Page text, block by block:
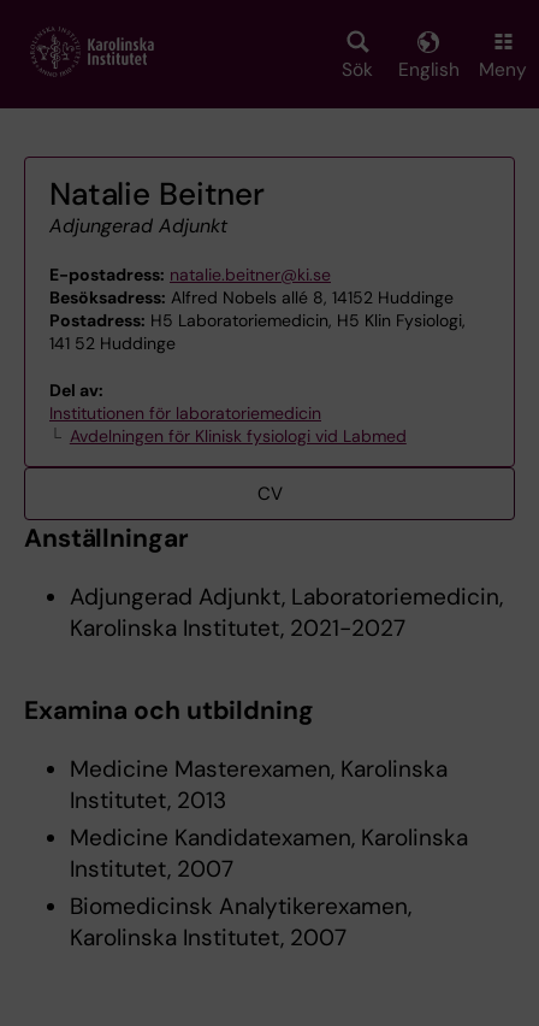
main
Sök English Meny
Natalie Beitner
Adjungerad Adjunkt
E-postadress: natalie.beitner@ki.se
Besöksadress: Alfred Nobels allé 8, 14152 Huddinge
Postadress: H5 Laboratoriemedicin, H5 Klin Fysiologi,
141 52 Huddinge
Del av:
Institutionen för laboratoriemedicin
Avdelningen för Klinisk fysiologi vid Labmed
CV
Anställningar
Adjungerad Adjunkt, Laboratoriemedicin,
Karolinska Institutet, 2021-2027
Examina och utbildning
Medicine Masterexamen, Karolinska
Institutet, 2013
Medicine Kandidatexamen, Karolinska
Institutet, 2007
Biomedicinsk Analytikerexamen,
Karolinska Institutet, 2007